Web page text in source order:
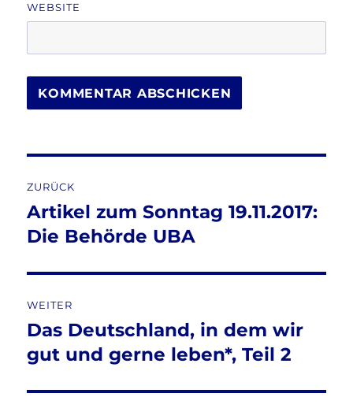
WEBSITE
ZURÜCK
Vorheriger
Beitrag:
Artikel zum Sonntag 19.11.2017:
Die Behörde UBA
WEITER
Nächster
Beitrag:
Das Deutschland, in dem wir
gut und gerne leben*, Teil 2